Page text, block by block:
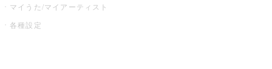
マイうた/マイアーティスト
各種設定